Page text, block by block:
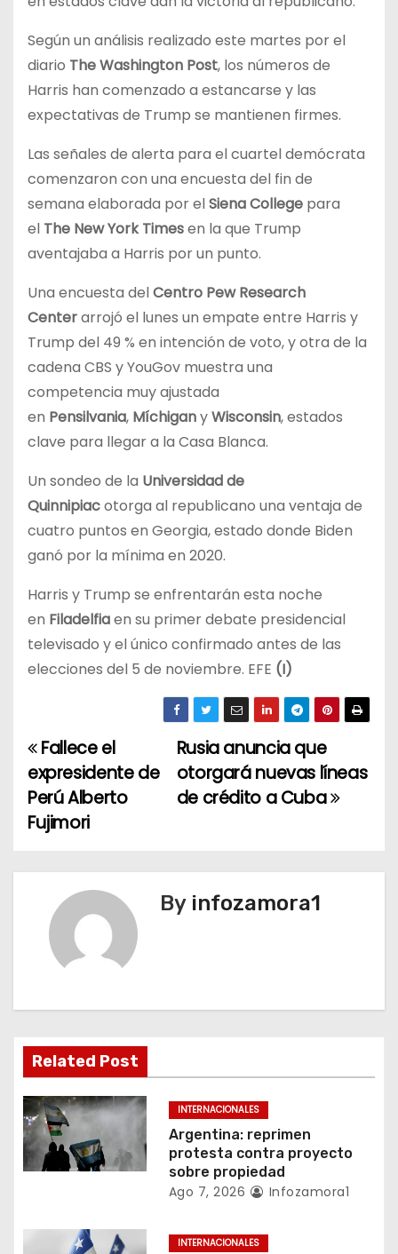
Según un análisis realizado este martes por el
diario The Washington Post, los números de
Harris han comenzado a estancarse y las
expectativas de Trump se mantienen firmes.
Las señales de alerta para el cuartel demócrata
comenzaron con una encuesta del fin de
semana elaborada por elSiena College para
el The New York Timesen la que Trump
aventajaba a Harris por un punto.
Una encuesta delCentro Pew Research
Centerarrojó el lunes un empate entre Harris y
Trump del 49 % en intención de voto, y otra de la
cadena CBS y YouGov muestra una
competencia muy ajustada
en Pensilvania, MíchiganyWisconsin, estados
clave para llegar a la Casa Blanca.
Un sondeo de la Universidad de
Quinnipiacotorga al republicano una ventaja de
cuatro puntos en Georgia, estado donde Biden
ganó por la mínima en 2020.
Harris y Trump se enfrentarán esta noche
en Filadelfiaen su primer debate presidencial
televisado y el único confirmado antes de las
elecciones del 5 de noviembre. EFE (I)
N
a
v
e
i
ó
n
d
e
n
Rusia anuncia que
otorgará nuevas líneas
de crédito a Cuba
Fallece el
expresidente de
Perú Alberto
Fujimori
By infozamora1
Related Post
INTERNACIONALES
Argentina: reprimen
protesta contra proyecto
sobre propiedad
Ago 7, 2026 Infozamora1
INTERNACIONALES